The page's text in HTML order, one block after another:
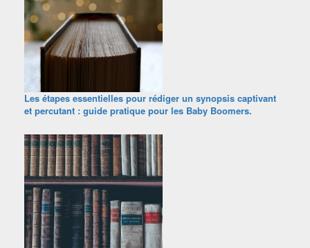
Les étapes essentielles pour rédiger un synopsis captivant
et percutant : guide pratique pour les Baby Boomers.